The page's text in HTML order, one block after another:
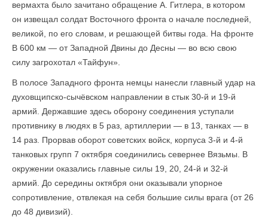
вермахта было зачитано обращение А. Гитлера, в котором
он извещал солдат Восточного фронта о начале последней,
великой, по его словам, и решающей битвы года. На фронте
В 600 км — от Западной Двины до Десны — во всю свою
силу загрохотал «Тай­фун».
В полосе Западного фронта немцы нанесли главный удар на
духовщипско-сычёвском направлении в стык 30-й и 19-й
армий. Державшие здесь оборону соединения уступали
противнику в людях в 5 раз, артиллерии — в 13, танках — в
14 раз. Прорвав оборот советских войск, корпуса 3-й и 4-й
танковых групп 7 октября соединились севернее Вязьмы. В
окружении оказались главные силы 19, 20, 24-й и 32-й
армий. До середины октября они оказывали упорное
сопротивление, отвлекая на себя большие силы врага (от 26
до 48 дивизий).